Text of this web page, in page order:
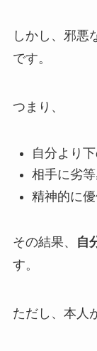
しかし、邪悪
です。
つまり、
自分より
相手に劣等
精神的に
その結果、 自
す。
ただし、本人